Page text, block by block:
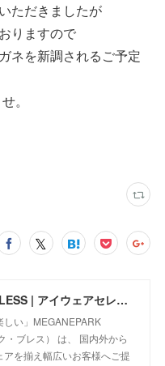
ただきましたが
りますので
ネを新調されるご予定
。
MEGANEPARK BLESS | アイウェアセレクトショップ
しい」MEGANEPARK
・ブレス） は、 国内外から
を揃え幅広いお客様へご提